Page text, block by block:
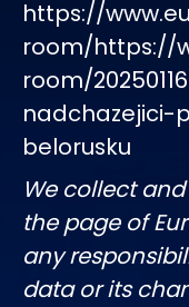
https://
room/https://
room/
nadchazejici-
belorusku
We collect
the page of
any
data or its